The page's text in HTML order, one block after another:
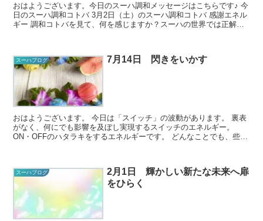
おはようございます。今日のスーハ調和メッセージはこちらです♪ 今
日のスーハ調和コトバ 3月2日（土）のスーハ調和コトバ 感謝エネル
ギー 調和コトバを見て、何を感じますか？スーハの世界では正解が
スーハブログ 7月14日 閃きをいかす
おはようございます。 今日は「スイッチ」の波動があります。 裏表
がなく、何にでも影響を及ぼし実現するスイッチのエネルギー。
ON・OFFのハタラキをするエネルギーです。 どんなことでも、些細
スーハブログ
2月1日 輝かしい新たな未来へ扉
をひらく